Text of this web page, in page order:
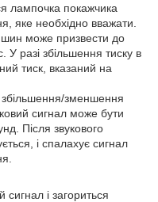
лампочка покажчика
яке необхідно вважати.
може призвести до
разі збільшення тиску в
тиск, вказаний на
збільшення/зменшення
сигнал може бути
Після звукового
і спалахує сигнал
сигнал і загориться